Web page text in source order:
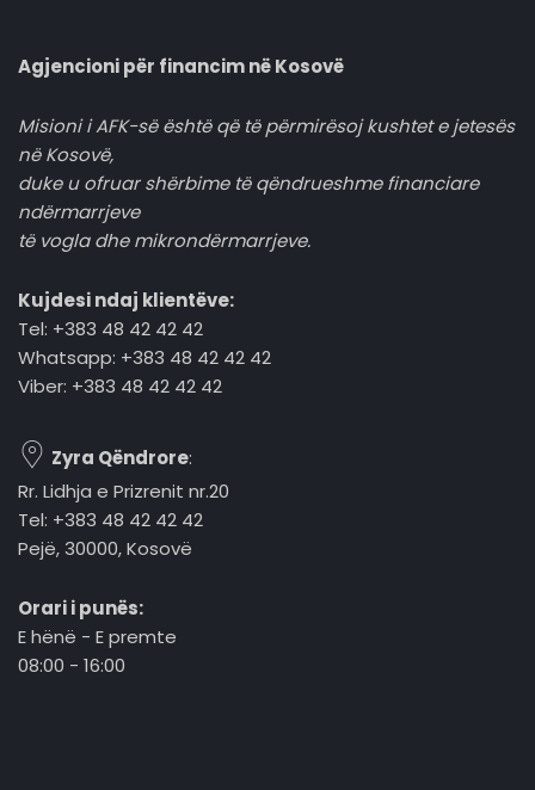
Agjencioni për financim në Kosovë
Misioni i AFK-së është që të përmirësoj kushtet e jetesës
në Kosovë,
duke u ofruar shërbime të qëndrueshme financiare
ndërmarrjeve
të vogla dhe mikrondërmarrjeve.
Kujdesi ndaj klientëve:
Tel: +383 48 42 42 42
Whatsapp: +383 48 42 42 42
Viber: +383 48 42 42 42
Zyra Qëndrore:
Rr. Lidhja e Prizrenit nr.20
Tel: +383 48 42 42 42
Pejë, 30000, Kosovë
Orari i punës:
E hënë - E premte
08:00 - 16:00